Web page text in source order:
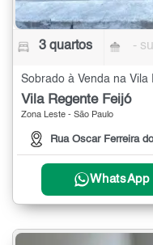
3 quartos -
Sobrado à Venda na
Vila Regente Feijó
Zona Leste - São Paulo
Rua Oscar Ferreira
WhatsApp